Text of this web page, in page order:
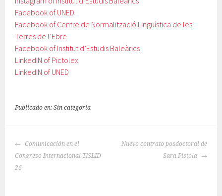
Facebook of UNED
Facebook of Centre de Normalització Lingüística de les
Terres de l’Ebre
Facebook of Institut d’Estudis Baleàrics
LinkedIN of Pictolex
LinkedIN of UNED
Publicado en: Sin categoría
NAVEGACIÓN
DE
ENTRADAS
Comunicación en el
Congreso Internacional TISLID
26
Nuevo contrato posdoctoral de
Sara Pistola